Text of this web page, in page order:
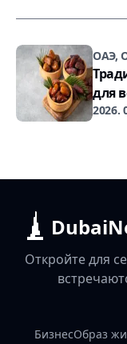
ОАЭ,
для
2026.
Откройте для
БизнесОбраз